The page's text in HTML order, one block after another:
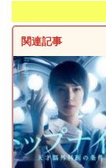
関連記事